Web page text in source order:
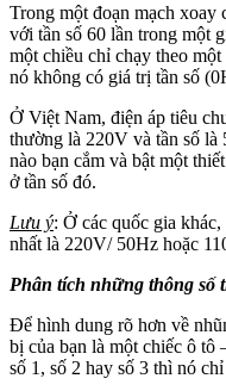
Trong một đoạn mạch xoay
với tần số 60 lần trong một
một chiều chỉ chạy theo
nó không có giá trị tần số
Ở Việt Nam, điện áp tiêu
thường là 220V và tần số
nào bạn cắm và bật một
ở tần số đó.
Lưu ý: Ở các quốc gia
nhất là 220V/ 50Hz hoặc
Phân tích những thông số
Để hình dung rõ hơn về
bị của bạn là một chiếc ô tô
số 1, số 2 hay số 3 thì nó